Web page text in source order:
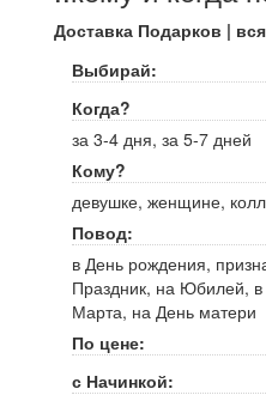
Доставка Подарков |
Выбирай:
Когда?
за 3-4 дня, за 5-7 дней
Кому?
девушке, женщине,
Повод:
в День рождения,
Праздник, на Юбилей,
Марта, на День матери
По цене:
с Начинкой: